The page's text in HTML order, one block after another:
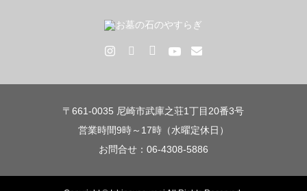
〒661-0035 尼崎市武庫之荘1丁目20番3号
営業時間9時～17時（水曜定休日）
お問合せ：06-4308-5886